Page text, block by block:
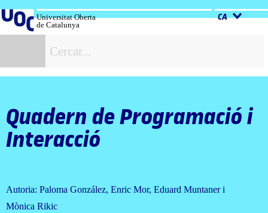
al
contingut
Universitat Oberta
de Catalunya
CA
Quadern de Programació i
Interacció
Autoria: Paloma González, Enric Mor, Eduard Muntaner i
Mònica Rikic